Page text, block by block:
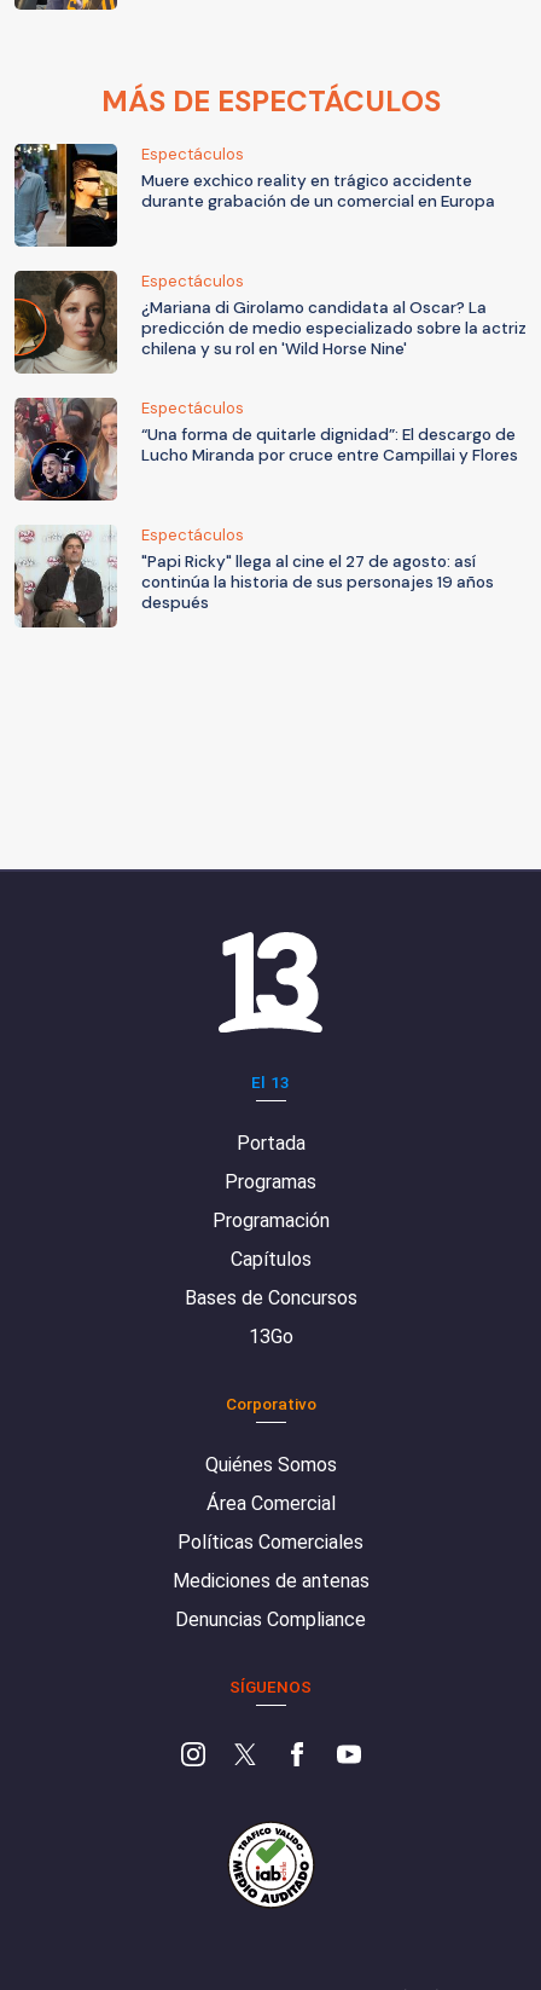
MÁS DE ESPECTÁCULOS
Espectáculos
Muere exchico reality en trágico accidente
durante grabación de un comercial en Europa
Espectáculos
¿Mariana di Girolamo candidata al Oscar? La
predicción de medio especializado sobre la actriz
chilena y su rol en 'Wild Horse Nine'
Espectáculos
“Una forma de quitarle dignidad”: El descargo de
Lucho Miranda por cruce entre Campillai y Flores
Espectáculos
"Papi Ricky" llega al cine el 27 de agosto: así
continúa la historia de sus personajes 19 años
después
El 13
Portada
Programas
Programación
Capítulos
Bases de Concursos
13Go
Corporativo
Quiénes Somos
Área Comercial
Políticas Comerciales
Mediciones de antenas
Denuncias Compliance
SÍGUENOS